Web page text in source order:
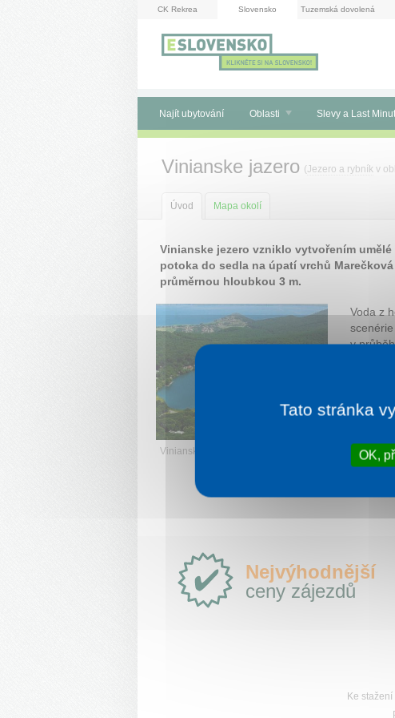
CK Rekrea Slovensko Tuzemská dovolená
Najít ubytování Oblasti Slevy a Last
Vinianske jazero (Jezero a rybník v
Úvod Mapa okolí
Vinianske jezero vzniklo vytvořením
potoka do sedla na úpatí vrchů
průměrnou hloubkou 3 m.
Vinianské jezero
Voda z
v
sbírání
Více
Proč
e-
Slovensko.cz?
Nejvýhodnější
ceny zájezdů
Ke stažení
Tato stránka
OK,